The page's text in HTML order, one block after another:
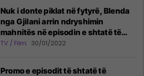
Nuk i donte piklat në fytyrë, Blenda
nga Gjilani arrin ndryshimin
mahnitës në episodin e shtatë të
"Estetika me Krenarin"
TV / Film 30/01/2022
Promo e episodit të shtatë të